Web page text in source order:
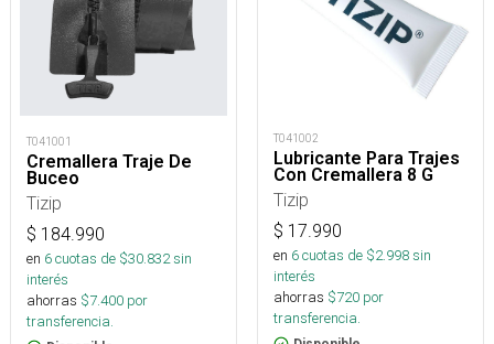
T041001
Cremallera Traje De
Buceo
Tizip
$ 184.990
en 6cuotas de $30.832sin
interés
ahorras $7.400 por
transferencia.
T041002
Lubricante Para Trajes
Con Cremallera 8 G
Tizip
$ 17.990
en 6cuotas de $2.998sin
interés
ahorras $720 por
transferencia.